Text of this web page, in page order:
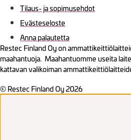
Tilaus- ja sopimusehdot
Evästeseloste
Anna palautetta
Restec Finland Oy on
maahantuoja. Maahantuomme useita
kattavan valikoiman
© Restec Finland Oy 2026